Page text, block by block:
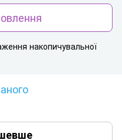
накопичувальної